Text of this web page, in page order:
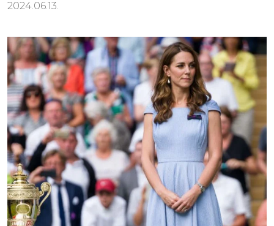
2024.06.13.